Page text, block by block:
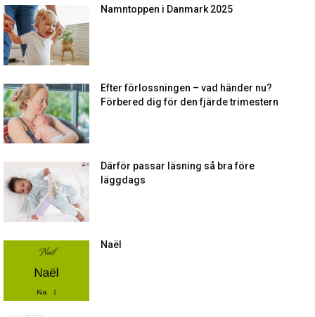
Namntoppen i Danmark 2025
Efter förlossningen – vad händer nu?
Förbered dig för den fjärde trimestern
Därför passar läsning så bra före
läggdags
Naël